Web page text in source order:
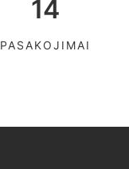
14
PASAKOJIMAI